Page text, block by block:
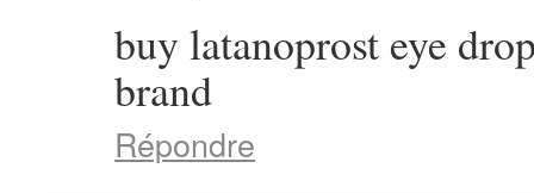
buy latanoprost eye
brand
Répondre